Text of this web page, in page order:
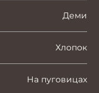
Деми
Хлопок
На пуговицах